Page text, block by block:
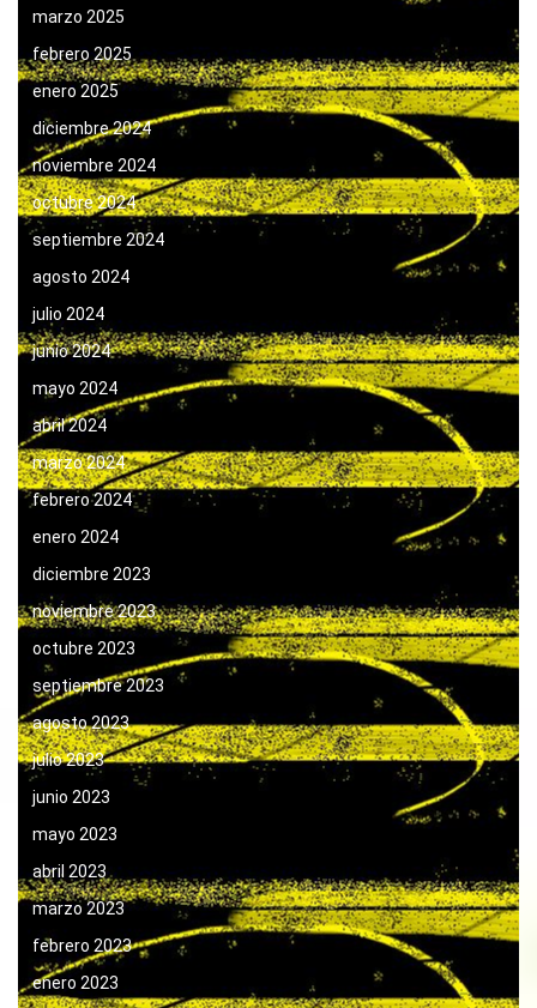
marzo 2025
febrero 2025
enero 2025
diciembre 2024
noviembre 2024
octubre 2024
septiembre 2024
agosto 2024
julio 2024
junio 2024
mayo 2024
abril 2024
marzo 2024
febrero 2024
enero 2024
diciembre 2023
noviembre 2023
octubre 2023
septiembre 2023
agosto 2023
julio 2023
junio 2023
mayo 2023
abril 2023
marzo 2023
febrero 2023
enero 2023